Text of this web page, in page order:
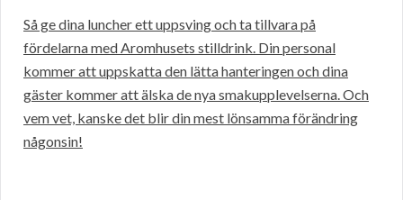
Så ge dina luncher ett uppsving och ta tillvara på
fördelarna med Aromhusets stilldrink. Din personal
kommer att uppskatta den lätta hanteringen och dina
gäster kommer att älska de nya smakupplevelserna. Och
vem vet, kanske det blir din mest lönsamma förändring
någonsin!